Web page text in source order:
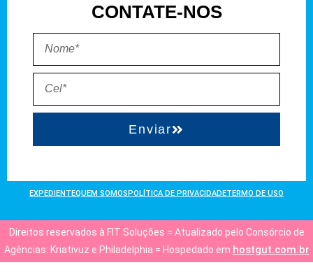
CONTATE-NOS
Enviar
EXPEDIENTEQUEM SOMOSPOLÍTICA DE PRIVACIDADETERMO DE USO
Direitos reservados à FIT Soluções = Atualizado pelo Consórcio de
Agências: Kriativuz e Philadelphia = Hospedado em hostgut.com.br